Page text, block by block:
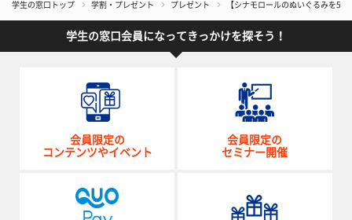
学生の窓口トップ 学割・プレゼント プレゼント 【シナモロールのぬいぐるみを5
学生の窓口会員になってきっかけを探そう！
会員限定の
コンテンツやイベント
会員限定の
セミナー開催